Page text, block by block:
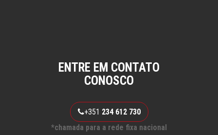
ENTRE EM CONTATO
CONOSCO
+351 234 612 730
*chamada para a rede fixa nacional